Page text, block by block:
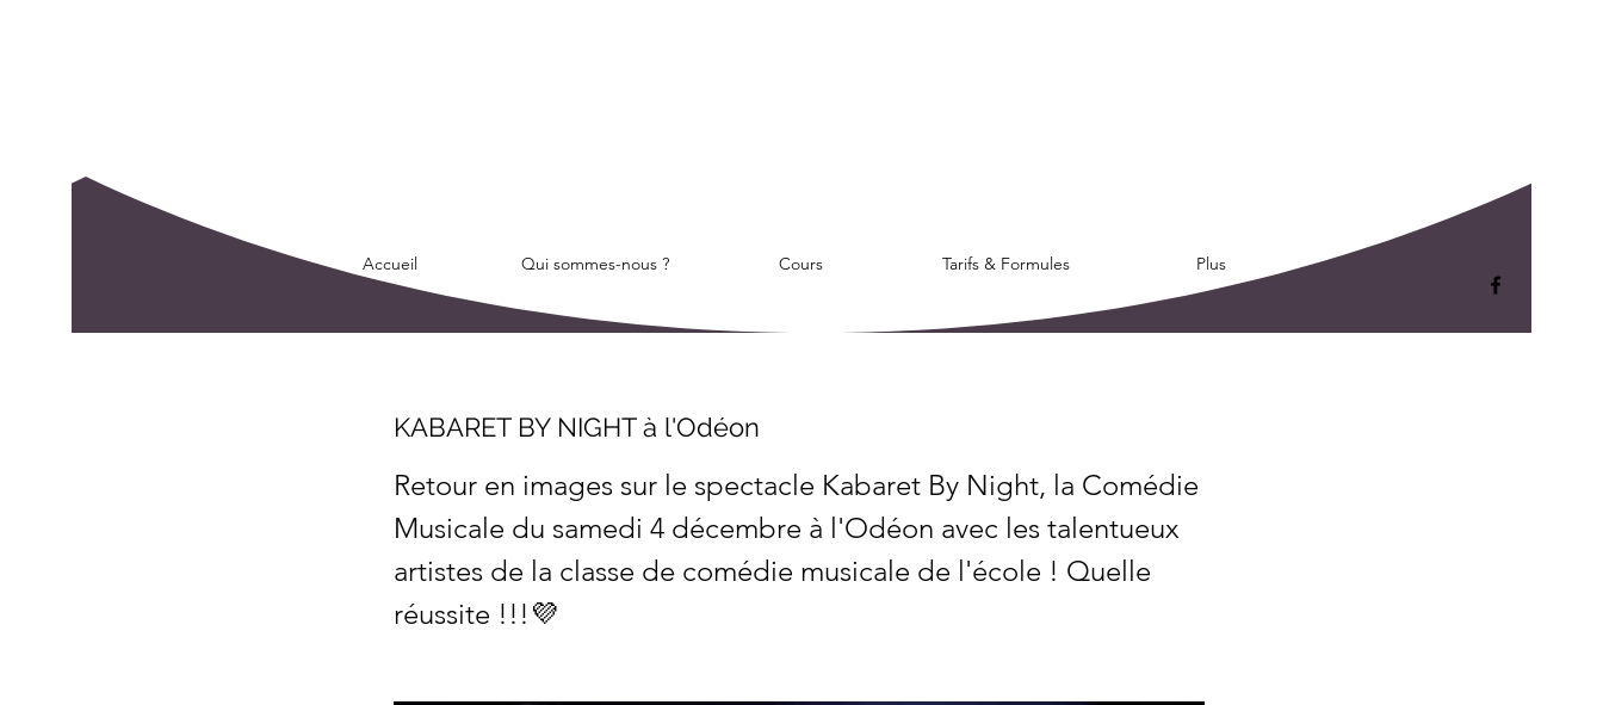
Accueil Qui sommes-nous ? Cours Tarifs & Formules Plus
KABARET BY NIGHT à l'Odéon
Retour en images sur le spectacle Kabaret By Night, la Comédie
Musicale du samedi 4 décembre à l'Odéon avec les talentueux
artistes de la classe de comédie musicale de l'école ! Quelle
réussite !!!💜